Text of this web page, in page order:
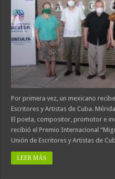
Por primera vez, un mexicano
Escritores y Artistas de Cuba.
El poeta, compositor, promotor e
recibió el Premio Internacional
Unión de Escritores y Artistas de
LEER MÁS